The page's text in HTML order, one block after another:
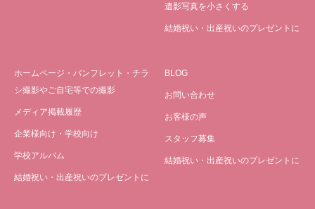
遺影写真を小さくする
結婚祝い・出産祝いのプレゼントに
ホームページ・パンフレット・チラ
シ撮影やご自宅等での撮影
メディア掲載履歴
企業様向け・学校向け
学校アルバム
結婚祝い・出産祝いのプレゼントに
BLOG
お問い合わせ
お客様の声
スタッフ募集
結婚祝い・出産祝いのプレゼントに